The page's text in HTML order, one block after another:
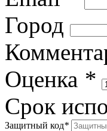
Город
Оценка *
Срок
Защитный код*